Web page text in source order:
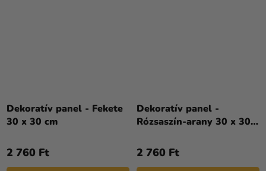
Dekoratív panel - Fekete
30 x 30 cm
2 760 Ft
Dekoratív panel -
Rózsaszín-arany 30 x 30
2 760 Ft